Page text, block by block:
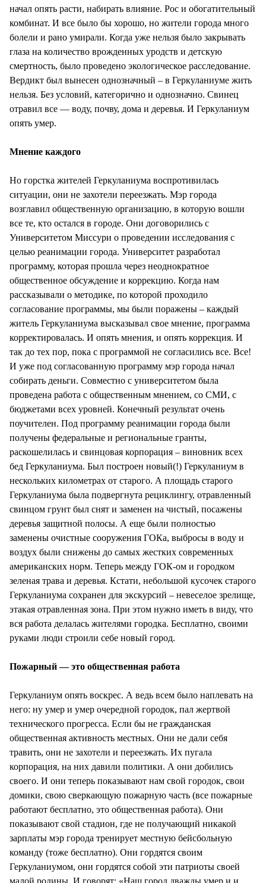
начал опять расти, набирать влияние. Рос и обогатительный
комбинат. И все было бы хорошо, но жители города много
болели и рано умирали. Когда уже нельзя было закрывать
глаза на количество врожденных уродств и детскую
смертность, было проведено экологическое расследование.
Вердикт был вынесен однозначный – в Геркуланиуме жить
нельзя. Без условий, категорично и однозначно. Свинец
отравил все — воду, почву, дома и деревья. И Геркуланиум
опять умер.
Мнение каждого
Но горстка жителей Геркуланиума воспротивилась
ситуации, они не захотели переезжать. Мэр города
возглавил общественную организацию, в которую вошли
все те, кто остался в городе. Они договорились с
Университетом Миссури о проведении исследования с
целью реанимации города. Университет разработал
программу, которая прошла через неоднократное
общественное обсуждение и коррекцию. Когда нам
рассказывали о методике, по которой проходило
согласование программы, мы были поражены – каждый
житель Геркуланиума высказывал свое мнение, программа
корректировалась. И опять мнения, и опять коррекция. И
так до тех пор, пока с программой не согласились все. Все!
И уже под согласованную программу мэр города начал
собирать деньги. Совместно с университетом была
проведена работа с общественным мнением, со СМИ, с
бюджетами всех уровней. Конечный результат очень
поучителен. Под программу реанимации города были
получены федеральные и региональные гранты,
раскошелилась и свинцовая корпорация – виновник всех
бед Геркуланиума. Был построен новый(!) Геркуланиум в
нескольких километрах от старого. А площадь старого
Геркуланиума была подвергнута рециклингу, отравленный
свинцом грунт был снят и заменен на чистый, посажены
деревья защитной полосы. А еще были полностью
заменены очистные сооружения ГОКа, выбросы в воду и
воздух были снижены до самых жестких современных
американских норм. Теперь между ГОК-ом и городком
зеленая трава и деревья. Кстати, небольшой кусочек старого
Геркуланиума сохранен для экскурсий – невеселое зрелище,
этакая отравленная зона. При этом нужно иметь в виду, что
вся работа делалась жителями городка. Бесплатно, своими
руками люди строили себе новый город.
Пожарный — это общественная работа
Геркуланиум опять воскрес. А ведь всем было наплевать на
него: ну умер и умер очередной городок, пал жертвой
технического прогресса. Если бы не гражданская
общественная активность местных. Они не дали себя
травить, они не захотели и переезжать. Их пугала
корпорация, на них давили политики. А они добились
своего. И они теперь показывают нам свой городок, свои
домики, свою сверкающую пожарную часть (все пожарные
работают бесплатно, это общественная работа). Они
показывают свой стадион, где не получающий никакой
зарплаты мэр города тренирует местную бейсбольную
команду (тоже бесплатно). Они гордятся своим
Геркуланиумом, они гордятся собой эти патриоты своей
малой родины. И говорят: «Наш город дважды умер и и